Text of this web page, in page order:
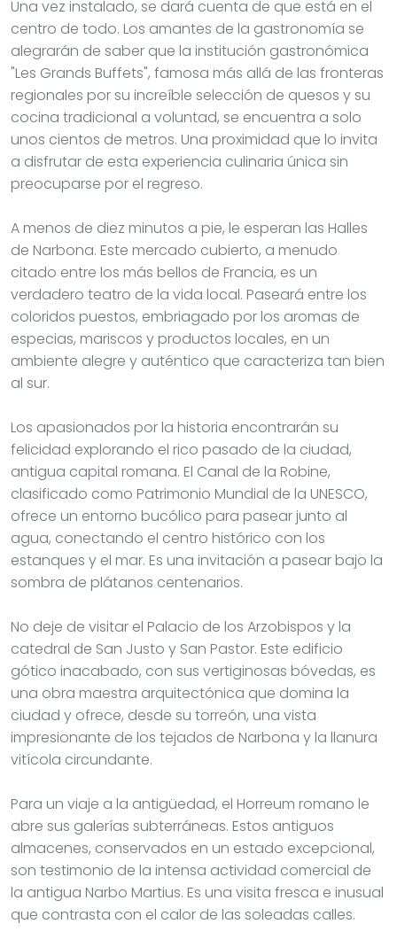
Una vez instalado, se dará cuenta de que está en el
centro de todo. Los amantes de la gastronomía se
alegrarán de saber que la institución gastronómica
"Les Grands Buffets", famosa más allá de las fronteras
regionales por su increíble selección de quesos y su
cocina tradicional a voluntad, se encuentra a solo
unos cientos de metros. Una proximidad que lo invita
a disfrutar de esta experiencia culinaria única sin
preocuparse por el regreso.
A menos de diez minutos a pie, le esperan las Halles
de Narbona. Este mercado cubierto, a menudo
citado entre los más bellos de Francia, es un
verdadero teatro de la vida local. Paseará entre los
coloridos puestos, embriagado por los aromas de
especias, mariscos y productos locales, en un
ambiente alegre y auténtico que caracteriza tan bien
al sur.
Los apasionados por la historia encontrarán su
felicidad explorando el rico pasado de la ciudad,
antigua capital romana. El Canal de la Robine,
clasificado como Patrimonio Mundial de la UNESCO,
ofrece un entorno bucólico para pasear junto al
agua, conectando el centro histórico con los
estanques y el mar. Es una invitación a pasear bajo la
sombra de plátanos centenarios.
No deje de visitar el Palacio de los Arzobispos y la
catedral de San Justo y San Pastor. Este edificio
gótico inacabado, con sus vertiginosas bóvedas, es
una obra maestra arquitectónica que domina la
ciudad y ofrece, desde su torreón, una vista
impresionante de los tejados de Narbona y la llanura
vitícola circundante.
Para un viaje a la antigüedad, el Horreum romano le
abre sus galerías subterráneas. Estos antiguos
almacenes, conservados en un estado excepcional,
son testimonio de la intensa actividad comercial de
la antigua Narbo Martius. Es una visita fresca e inusual
que contrasta con el calor de las soleadas calles.